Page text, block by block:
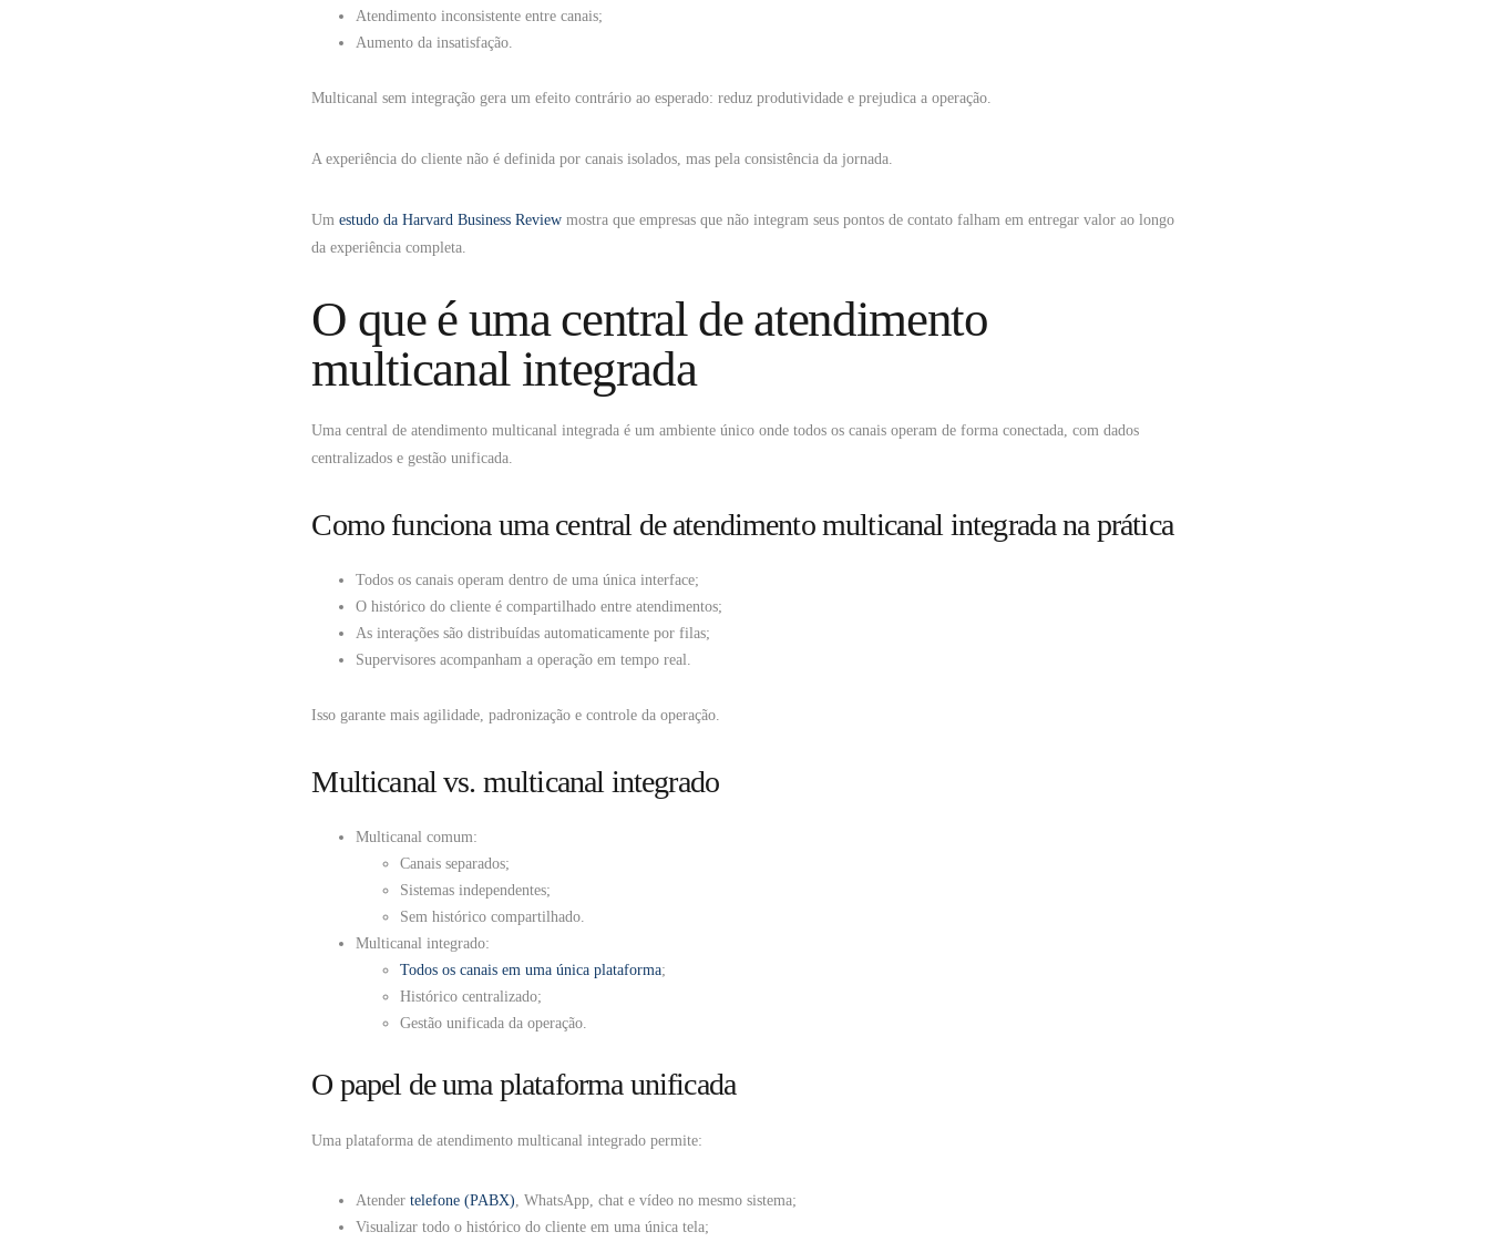
Atendimento inconsistente entre canais;
Aumento da insatisfação.
Multicanal sem integração gera um efeito contrário ao esperado: reduz produtividade e prejudica a operação.
A experiência do cliente não é definida por canais isolados, mas pela consistência da jornada.
Umestudo da Harvard Business Review mostra que empresas que não integram seus pontos de contato falham em entregar valor ao longo
da experiência completa.
O que é uma central de atendimento
multicanal integrada
Uma central de atendimento multicanal integrada é um ambiente único onde todos os canais operam de forma conectada, com dados
centralizados e gestão unificada.
Como funciona uma central de atendimento multicanal integrada na prática
Todos os canais operam dentro de uma única interface;
O histórico do cliente é compartilhado entre atendimentos;
As interações são distribuídas automaticamente por filas;
Supervisores acompanham a operação em tempo real.
Isso garante mais agilidade, padronização e controle da operação.
Multicanal vs. multicanal integrado
Multicanal comum:
Canais separados;
Sistemas independentes;
Sem histórico compartilhado.
Multicanal integrado:
Todos os canais em uma única plataforma;
Histórico centralizado;
Gestão unificada da operação.
O papel de uma plataforma unificada
Uma plataforma de atendimento multicanal integrado permite:
Atendertelefone (PABX), WhatsApp, chat e vídeo no mesmo sistema;
Visualizar todo o histórico do cliente em uma única tela;